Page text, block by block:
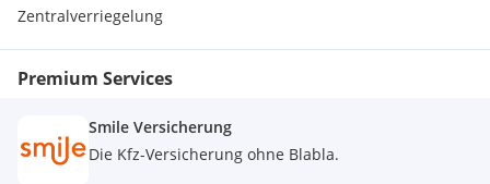
Zentralverriegelung
Premium Services
Smile Versicherung
Die Kfz-Versicherung ohne Blabla.